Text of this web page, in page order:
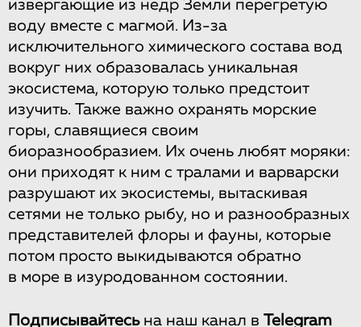
извергающие из недр Земли перегретую
воду вместе с магмой. Из-за
исключительного химического состава вод
вокруг них образовалась уникальная
экосистема, которую только предстоит
изучить. Также важно охранять морские
горы, славящиеся своим
биоразнообразием. Их очень любят моряки:
они приходят к ним с тралами и варварски
разрушают их экосистемы, вытаскивая
сетями не только рыбу, но и разнообразных
представителей флоры и фауны, которые
потом просто выкидываются обратно
в море в изуродованном состоянии.
Подписывайтесьна наш канал в Telegram